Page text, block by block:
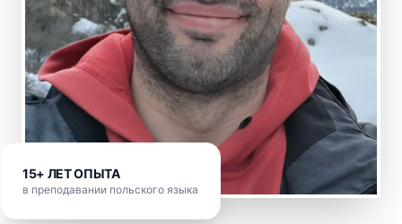
15+ ЛЕТ ОПЫТА
в преподавании польского языка